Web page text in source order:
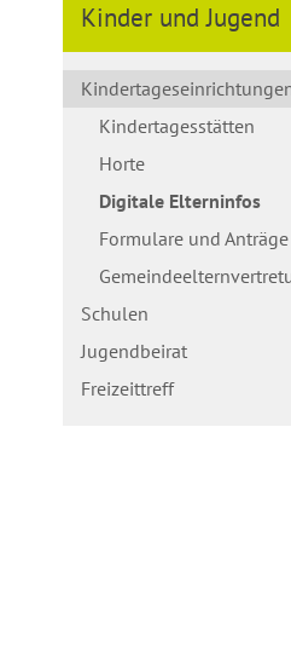
Kinder und Jugend
Kindertagesstätten
Horte
Digitale Elterninfos
Formulare und Anträge
Schulen
Jugendbeirat
Freizeittreff